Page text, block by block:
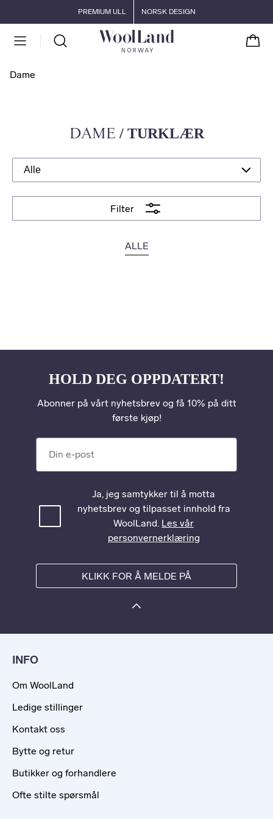
Gå til hovedinnholdPREMIUM ULL NORSK DESIGN
Dame
DAME / TURKLÆR
ALLE
Filter
HOLD DEG OPPDATERT!
Abonner på vårt nyhetsbrev og få 10% på ditt
første kjøp!
Ja, jeg samtykker til å motta
nyhetsbrev og tilpasset innhold fra
WoolLand. Les vår
personvernerklæring
KLIKK FOR Å MELDE PÅ
INFO
Om WoolLand
Ledige stillinger
Kontakt oss
Bytte og retur
Butikker og forhandlere
Ofte stilte spørsmål